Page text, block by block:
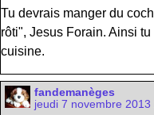
Tu devrais manger du
rôti", Jesus Forain. Ainsi
cuisine.
fandemanèges
jeudi 7 novembre 2013